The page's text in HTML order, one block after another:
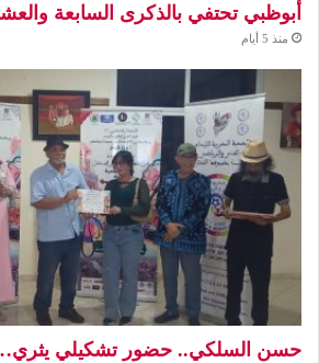
أبوظبي تحتفي بالذكرى السابعة
منذ 5 أيام
حسن السلكي.. حضور تشكيلي